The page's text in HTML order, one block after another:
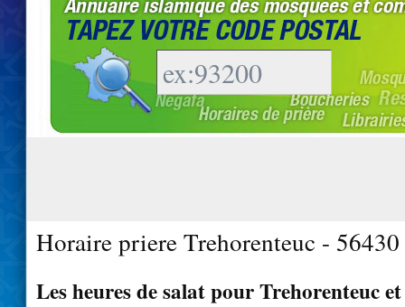
Horaire priere Trehorenteuc - 56430
Les heures de salat pour Trehorenteuc